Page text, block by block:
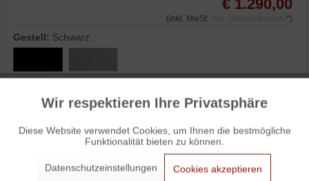
€ 1.290,00
(inkl. MwSt. inkl. Versandkosten *)
Gestell: Schwarz
WUNSCHLISTE ANFRAGEN
3% Skonto bei Vorkasse: € 1.251,30
Funktionale Aktiv
Aktiv
Wir respektieren Ihre Privatsphäre
Diese Website verwendet Cookies, um Ihnen die bestmögliche
Funktionalität bieten zu können.
Datenschutzeinstellungen Cookies akzeptieren